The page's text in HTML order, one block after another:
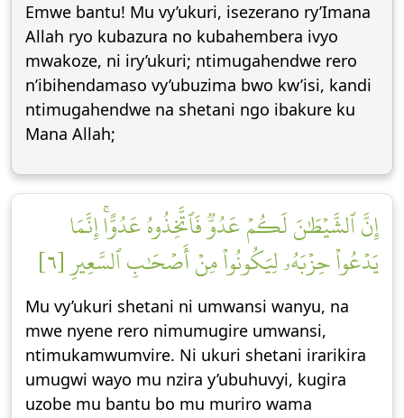
Emwe bantu! Mu vy’ukuri, isezerano ry’Imana
Allah ryo kubazura no kubahembera ivyo
mwakoze, ni iry’ukuri; ntimugahendwe rero
n’ibihendamaso vy’ubuzima bwo kw’isi, kandi
ntimugahendwe na shetani ngo ibakure ku
Mana Allah;
إِنَّ ٱلشَّيۡطَٰنَ لَكُمۡ عَدُوّٞ فَٱتَّخِذُوهُ عَدُوًّاۚ إِنَّمَا
يَدۡعُواْ حِزۡبَهُۥ لِيَكُونُواْ مِنۡ أَصۡحَٰبِ ٱلسَّعِيرِ [٦]
Mu vy’ukuri shetani ni umwansi wanyu, na
mwe nyene rero nimumugire umwansi,
ntimukamwumvire. Ni ukuri shetani irarikira
umugwi wayo mu nzira y’ubuhuvyi, kugira
uzobe mu bantu bo mu muriro wama